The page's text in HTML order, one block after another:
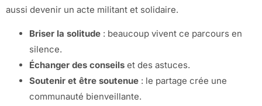
aussi devenir un acte militant et solidaire.
Briser la solitude : beaucoup vivent ce parcours en
silence.
Échanger des conseils et des astuces.
Soutenir et être soutenue : le partage crée une
communauté bienveillante.